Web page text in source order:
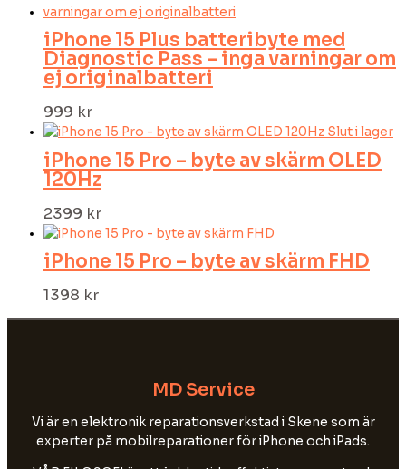
iPhone 15 Plus batteribyte med
Diagnostic Pass – inga varningar om
ej originalbatteri
999 kr
Slut i lager
iPhone 15 Pro – byte av skärm OLED
120Hz
2399 kr
iPhone 15 Pro – byte av skärm FHD
1398 kr
MD Service
Vi är en elektronik reparationsverkstad i Skene som är
experter på mobilreparationer för iPhone och iPads.